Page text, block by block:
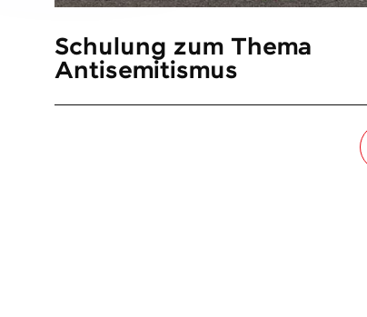
Schulung zum Thema
Antisemitismus